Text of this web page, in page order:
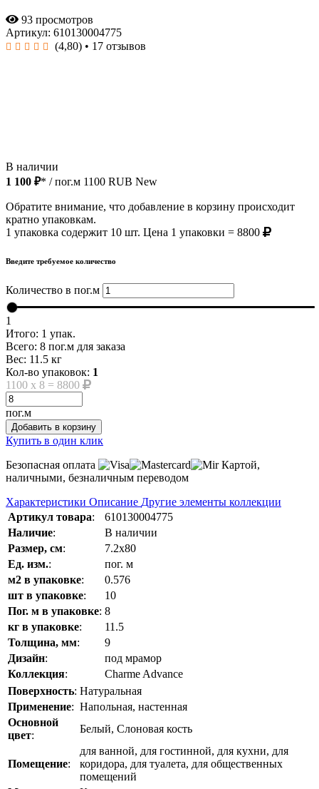
93 просмотров
Артикул: 610130004775
(4,80) • 17 отзывов
В наличии
1 100 ₽* / пог.м 1100 RUB New
Обратите внимание, что добавление в корзину происходит
кратно упаковкам.
1 упаковка содержит 10 шт. Цена 1 упаковки = 8800
Введите требуемое количество
Количество в пог.м
1
Итого: 1 упак.
Всего: 8 пог.м для заказа
Вес: 11.5 кг
Кол-во упаковок: 1
1100 x 8 = 8800
пог.м
Добавить в корзину
Купить в один клик
Безопасная оплата
Картой,
наличными, безналичным переводом
Характеристики Описание Другие элементы коллекции
Артикул товара:
610130004775
Наличие:
В наличии
Размер, см:
7.2x80
Ед. изм.:
пог. м
м2 в упаковке:
0.576
шт в упаковке:
10
Пог. м в упаковке: 8
кг в упаковке:
11.5
Толщина, мм:
9
Дизайн:
под мрамор
Коллекция:
Charme Advance
Поверхность: Натуральная
Применение: Напольная, настенная
Основной
цвет:
Белый, Слоновая кость
Помещение:
для ванной, для гостинной, для кухни, для
коридора, для туалета, для общественных
помещений